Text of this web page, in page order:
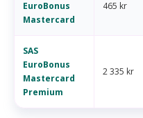
EuroBonus
Mastercard
465 kr
SAS
EuroBonus
Mastercard
Premium
2 335 kr